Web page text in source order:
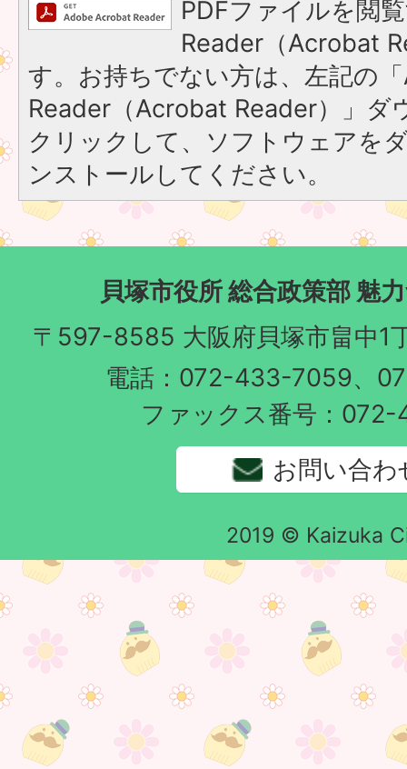
PDFファイルを閲
Reader（Acrobat
す。お持ちでない方は、左記の
Reader（Acrobat Reader）」ダ
クリックして、ソフトウェアを
ンストールしてください。
貝塚市役所 総合政策部 魅
〒597-8585 大阪府貝塚市畠中1
電話：072-433-7059、
ファックス番号：
お問い合わ
2019 © Kaizuka